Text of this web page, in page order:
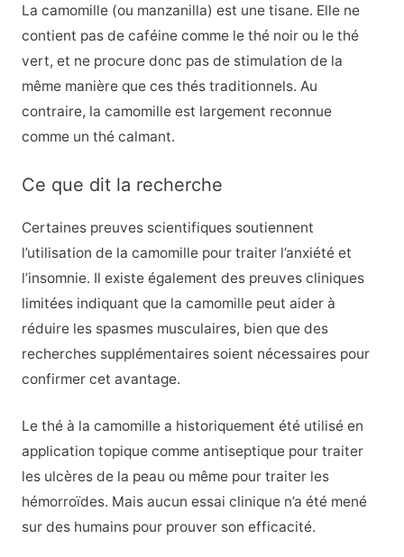
La camomille (ou manzanilla) est une tisane. Elle ne
contient pas de caféine comme le thé noir ou le thé
vert, et ne procure donc pas de stimulation de la
même manière que ces thés traditionnels. Au
contraire, la camomille est largement reconnue
comme un thé calmant.
Ce que dit la recherche
Certaines preuves scientifiques soutiennent
l’utilisation de la camomille pour traiter l’anxiété et
l’insomnie. Il existe également des preuves cliniques
limitées indiquant que la camomille peut aider à
réduire les spasmes musculaires, bien que des
recherches supplémentaires soient nécessaires pour
confirmer cet avantage.
Le thé à la camomille a historiquement été utilisé en
application topique comme antiseptique pour traiter
les ulcères de la peau ou même pour traiter les
hémorroïdes. Mais aucun essai clinique n’a été mené
sur des humains pour prouver son efficacité.